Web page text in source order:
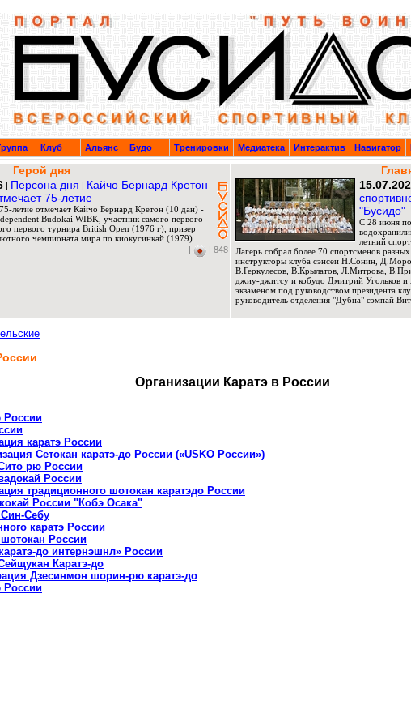
Клуб Альянс Будо Тренировки Медиатека Интерактив Навигатор
Герой дня
| Персона дня | Кайчо Бернард Кретон
75-летие
летие отмечает Кайчо Бернард Кретон (10 дан) -
Budokai WIBK, участник самого первого
первого турнира British Open (1976 г), призер
чемпионата мира по киокусинкай (1979).
|
| 848
"Бусидо"
C 28 июня
летний
Лагерь собрал более 70 спортсменов
инструкторы клуба сэнсеи Н.Сонин,
В.Геркулесов, В.Крылатов, Л.Митрова,
джиу-джитсу и кобудо Дмитрий Угольков и
экзаменом под руководством президента
руководитель отделения "Дубна" сэмпай
Организации Каратэ в России
России
каратэ России
Сетокан каратэ-до России («USKO России»)
рю России
России
традиционного шотокан каратэдо России
России "Кобэ Осака"
Себу
каратэ России
России
до интернэшнл» России
Каратэ-до
Дзесинмон шорин-рю каратэ-до
России